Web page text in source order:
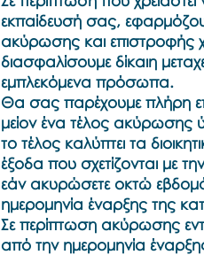
εκπαίδευσή σας,
ακύρωσης και επιστροφής
διασφαλίσουμε δίκαιη
εμπλεκόμενα πρόσωπα.
Θα σας παρέχουμε πλήρη
μείον ένα τέλος ακύρωσης
το τέλος καλύπτει τα
έξοδα που σχετίζονται με
εάν ακυρώσετε οκτώ
ημερομηνία έναρξης της
Σε περίπτωση ακύρωσης
από την ημερομηνία